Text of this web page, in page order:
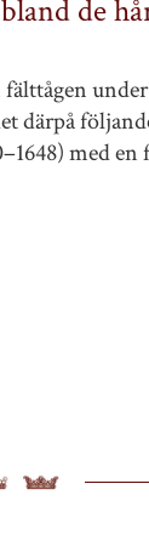
de
därpå
med